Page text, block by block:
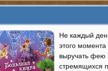
Не каждый
этого
выручать фею
стремящихся